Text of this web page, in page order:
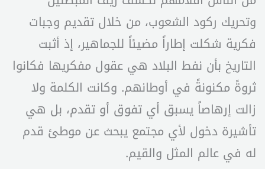
وتحريك ركود الشعوب، من خلال تقديم وجبات
فكرية شكلت إطاراً مضيئاً للجماهير، إذ أثبت
التاريخ بأن نفط البلاد هي عقول مفكريها فكانوا
ثروةً مكنونةً في أوطانهم. وكانت الكلمة ولا
زالت إرهاصاً يسبق أي تفوق أو تقدم، بل هي
تأشيرة دخول لأي مجتمع يبحث عن موطئ قدم
له في عالم المثل والقيم.